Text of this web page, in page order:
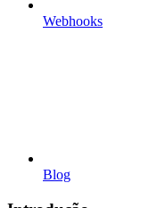
Webhooks
Blog